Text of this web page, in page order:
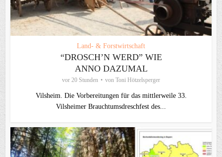
Land- & Forstwirtschaft
“DROSCH’N WERD” WIE
ANNO DAZUMAL
vor 20 Stunden von Toni Hötzelsperger
Vilsheim. Die Vorbereitungen für das mittlerweile 33.
Vilsheimer Brauchtumsdreschfest des...